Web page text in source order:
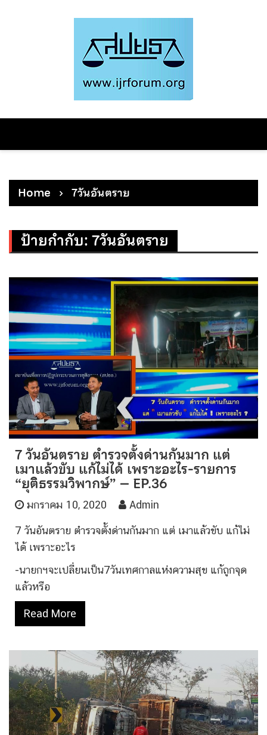
Home 7วันอันตราย
ป้ายกำกับ:7วันอันตราย
7 วันอันตราย ตำรวจตั้งด่านกันมาก แต่
เมาแล้วขับ แก้ไม่ได้ เพราะอะไร-รายการ
“ยุติธรรมวิพากษ์” – EP.36
มกราคม 10, 2020 Admin
7 วันอันตราย ตำรวจตั้งด่านกันมาก แต่ เมาแล้วขับ แก้ไม่
ได้ เพราะอะไร
-นายกฯจะเปลี่ยนเป็น7วันเทศกาลแห่งความสุข แก้ถูกจุด
แล้วหรือ
Read More